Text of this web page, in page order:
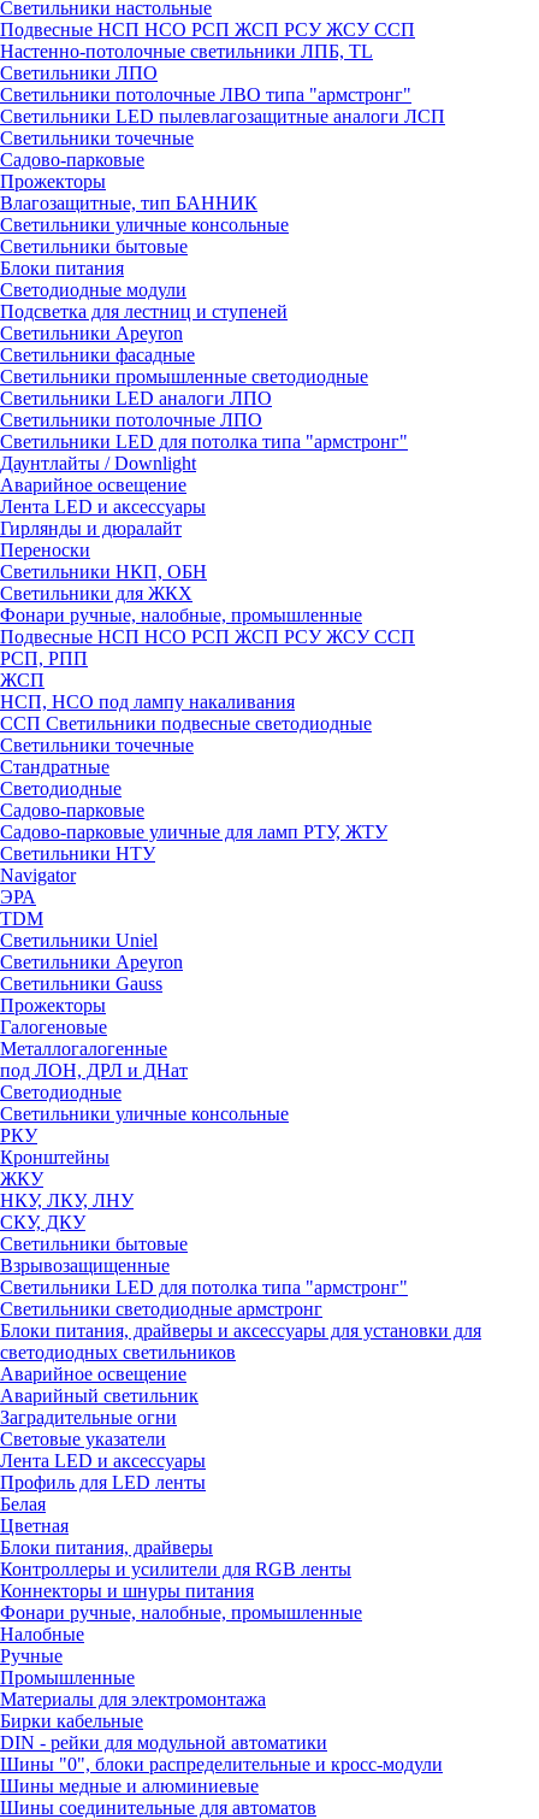
Светильники настольные
Подвесные НСП НСО РСП ЖСП РСУ ЖСУ ССП
Настенно-потолочные светильники ЛПБ, TL
Светильники ЛПО
Светильники потолочные ЛВО типа "армстронг"
Светильники LED пылевлагозащитные аналоги ЛСП
Светильники точечные
Садово-парковые
Прожекторы
Влагозащитные, тип БАННИК
Светильники уличные консольные
Светильники бытовые
Блоки питания
Светодиодные модули
Подсветка для лестниц и ступеней
Светильники Apeyron
Светильники фасадные
Светильники промышленные светодиодные
Светильники LED аналоги ЛПО
Светильники потолочные ЛПО
Светильники LED для потолка типа "армстронг"
Даунтлайты / Downlight
Аварийное освещение
Лента LED и аксессуары
Гирлянды и дюралайт
Переноски
Светильники НКП, ОБН
Светильники для ЖКХ
Фонари ручные, налобные, промышленные
Подвесные НСП НСО РСП ЖСП РСУ ЖСУ ССП
РСП, РПП
ЖСП
НСП, НСО под лампу накаливания
ССП Светильники подвесные светодиодные
Светильники точечные
Стандратные
Светодиодные
Садово-парковые
Садово-парковые уличные для ламп РТУ, ЖТУ
Светильники НТУ
Navigator
ЭРА
TDM
Светильники Uniel
Светильники Apeyron
Светильники Gauss
Прожекторы
Галогеновые
Металлогалогенные
под ЛОН, ДРЛ и ДНат
Светодиодные
Светильники уличные консольные
РКУ
Кронштейны
ЖКУ
НКУ, ЛКУ, ЛНУ
СКУ, ДКУ
Светильники бытовые
Взрывозащищенные
Светильники LED для потолка типа "армстронг"
Светильники светодиодные армстронг
Блоки питания, драйверы и аксессуары для установки для
светодиодных светильников
Аварийное освещение
Аварийный светильник
Заградительные огни
Световые указатели
Лента LED и аксессуары
Профиль для LED ленты
Белая
Цветная
Блоки питания, драйверы
Контроллеры и усилители для RGB ленты
Коннекторы и шнуры питания
Фонари ручные, налобные, промышленные
Налобные
Ручные
Промышленные
Материалы для электромонтажа
Бирки кабельные
DIN - рейки для модульной автоматики
Шины "0", блоки распределительные и кросс-модули
Шины медные и алюминиевые
Шины соединительные для автоматов